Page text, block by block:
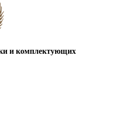
и комплектующих